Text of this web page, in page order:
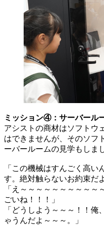
ミッション④：サーバール
アシストの商材はソフトウ
はできませんが、そのソフ
ーバールームの見学もしま
「この機械はすんごく高い
す。絶対触らないお約束だ
「え～～～～～～～～～～
ごいね！！！」
「どうしよう～～～！！俺
ゃうんだよ～～～。」